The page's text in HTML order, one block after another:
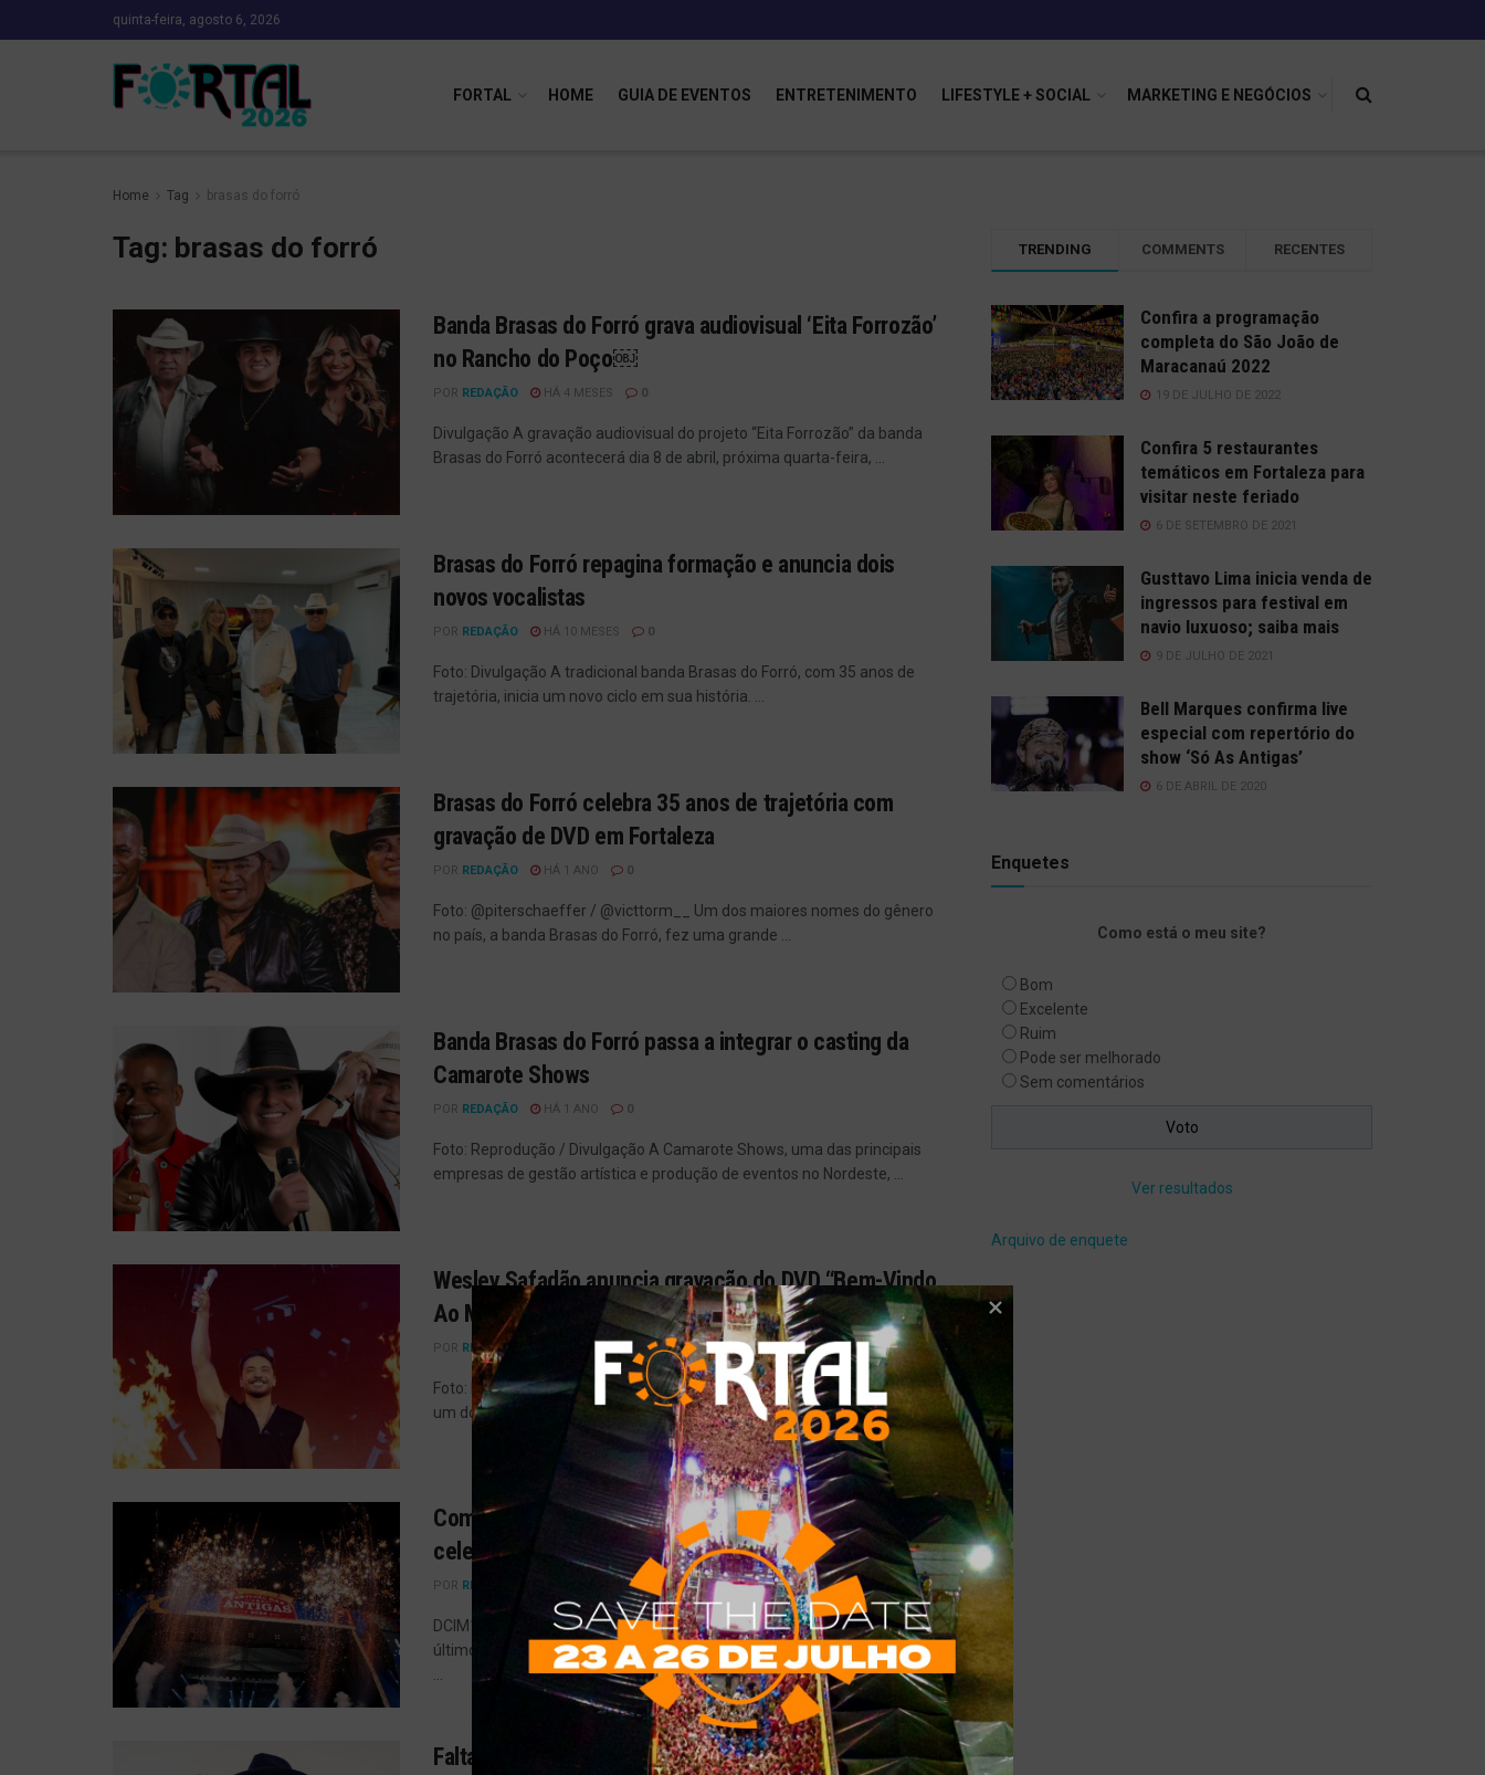
quinta-feira, agosto 6, 2026
FORTAL HOME GUIA DE EVENTOS ENTRETENIMENTO LIFESTYLE + SOCIAL MARKETING E NEGÓCIOS
Home Tag brasas do forró
Tag: brasas do forró
Banda Brasas do Forró grava audiovisual ‘Eita Forrozão’
no Rancho do Poço￼
POR REDAÇÃO HÁ 4 MESES 0
Divulgação A gravação audiovisual do projeto “Eita Forrozão” da banda
Brasas do Forró acontecerá dia 8 de abril, próxima quarta-feira, ...
Brasas do Forró repagina formação e anuncia dois
novos vocalistas
POR REDAÇÃO HÁ 10 MESES 0
Foto: Divulgação A tradicional banda Brasas do Forró, com 35 anos de
trajetória, inicia um novo ciclo em sua história. ...
Brasas do Forró celebra 35 anos de trajetória com
gravação de DVD em Fortaleza
POR REDAÇÃO HÁ 1 ANO 0
Foto: @piterschaeffer / @victtorm__ Um dos maiores nomes do gênero
no país, a banda Brasas do Forró, fez uma grande ...
Banda Brasas do Forró passa a integrar o casting da
Camarote Shows
POR REDAÇÃO HÁ 1 ANO 0
Foto: Reprodução / Divulgação A Camarote Shows, uma das principais
empresas de gestão artística e produção de eventos no Nordeste, ...
Wesley Safadão anuncia gravação do DVD “Bem-Vindo
Ao Meu Mundo – Forró & Vaquejada”, em João Pessoa
POR REDAÇÃO
Foto: Reprodução / Instagram Wesley Safadão está prestes a realizar
um dos maiores eventos de sua carreira: a gravação de ...
Com multidão apaixonada, Festival das Antigas
celebrou os grandes clássicos do forró
POR REDAÇÃO 0
DCIM101MEDIADJI_0343.JPG O Festival das Antigas marcou a noite do
último sábado, 17 de agosto, com uma verdadeira celebração da cultura
...
Falta menos de um mês: Festival das Antigas reúne
TRENDING COMMENTS RECENTES
Confira a programação
completa do São João de
Maracanaú 2022
19 DE JULHO DE 2022
Confira 5 restaurantes
temáticos em Fortaleza para
visitar neste feriado
6 DE SETEMBRO DE 2021
Gusttavo Lima inicia venda de
ingressos para festival em
navio luxuoso; saiba mais
9 DE JULHO DE 2021
Bell Marques confirma live
especial com repertório do
show ‘Só As Antigas’
6 DE ABRIL DE 2020
Enquetes
Como está o meu site?
Bom
Excelente
Ruim
Pode ser melhorado
Sem comentários
Ver resultados
Arquivo de enquete